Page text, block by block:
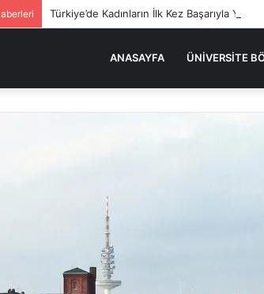
Türkiye’de Kadınların İlk Kez Başarıyla Yer
ANASAYFA ÜNIVERSITE